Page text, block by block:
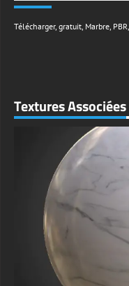
Télécharger, gratuit Marbre PBR
Textures Associées